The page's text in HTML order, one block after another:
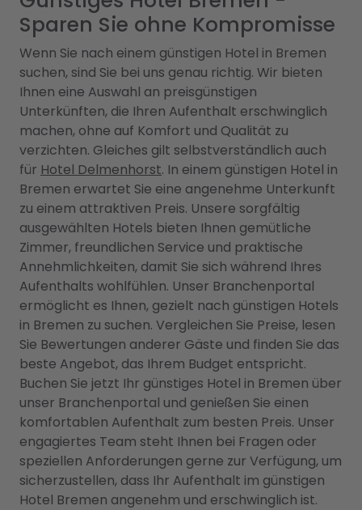
Sparen Sie ohne Kompromisse
Wenn Sie nach einem günstigen Hotel in Bremen
suchen, sind Sie bei uns genau richtig. Wir bieten
Ihnen eine Auswahl an preisgünstigen
Unterkünften, die Ihren Aufenthalt erschwinglich
machen, ohne auf Komfort und Qualität zu
verzichten. Gleiches gilt selbstverständlich auch
für Hotel Delmenhorst. In einem günstigen Hotel in
Bremen erwartet Sie eine angenehme Unterkunft
zu einem attraktiven Preis. Unsere sorgfältig
ausgewählten Hotels bieten Ihnen gemütliche
Zimmer, freundlichen Service und praktische
Annehmlichkeiten, damit Sie sich während Ihres
Aufenthalts wohlfühlen. Unser Branchenportal
ermöglicht es Ihnen, gezielt nach günstigen Hotels
in Bremen zu suchen. Vergleichen Sie Preise, lesen
Sie Bewertungen anderer Gäste und finden Sie das
beste Angebot, das Ihrem Budget entspricht.
Buchen Sie jetzt Ihr günstiges Hotel in Bremen über
unser Branchenportal und genießen Sie einen
komfortablen Aufenthalt zum besten Preis. Unser
engagiertes Team steht Ihnen bei Fragen oder
speziellen Anforderungen gerne zur Verfügung, um
sicherzustellen, dass Ihr Aufenthalt im günstigen
Hotel Bremen angenehm und erschwinglich ist.